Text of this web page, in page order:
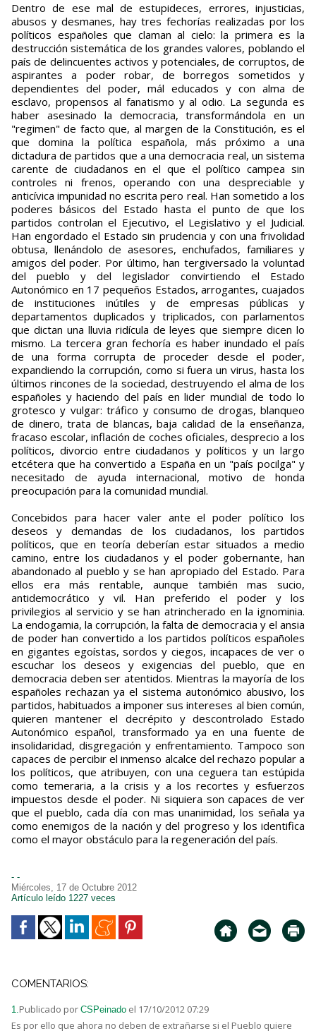
Dentro de ese mal de estupideces, errores, injusticias,
abusos y desmanes, hay tres fechorías realizadas por los
políticos españoles que claman al cielo: la primera es la
destrucción sistemática de los grandes valores, poblando el
país de delincuentes activos y potenciales, de corruptos, de
aspirantes a poder robar, de borregos sometidos y
dependientes del poder, mál educados y con alma de
esclavo, propensos al fanatismo y al odio. La segunda es
haber asesinado la democracia, transformándola en un
"regimen" de facto que, al margen de la Constitución, es el
que domina la política española, más próximo a una
dictadura de partidos que a una democracia real, un sistema
carente de ciudadanos en el que el político campea sin
controles ni frenos, operando con una despreciable y
anticívica impunidad no escrita pero real. Han sometido a los
poderes básicos del Estado hasta el punto de que los
partidos controlan el Ejecutivo, el Legislativo y el Judicial.
Han engordado el Estado sin prudencia y con una frivolidad
obtusa, llenándolo de asesores, enchufados, familiares y
amigos del poder. Por último, han tergiversado la voluntad
del pueblo y del legislador convirtiendo el Estado
Autonómico en 17 pequeños Estados, arrogantes, cuajados
de instituciones inútiles y de empresas públicas y
departamentos duplicados y triplicados, con parlamentos
que dictan una lluvia ridícula de leyes que siempre dicen lo
mismo. La tercera gran fechoría es haber inundado el país
de una forma corrupta de proceder desde el poder,
expandiendo la corrupción, como si fuera un virus, hasta los
últimos rincones de la sociedad, destruyendo el alma de los
españoles y haciendo del país en lider mundial de todo lo
grotesco y vulgar: tráfico y consumo de drogas, blanqueo
de dinero, trata de blancas, baja calidad de la enseñanza,
fracaso escolar, inflación de coches oficiales, desprecio a los
políticos, divorcio entre ciudadanos y políticos y un largo
etcétera que ha convertido a España en un "país pocilga" y
necesitado de ayuda internacional, motivo de honda
preocupación para la comunidad mundial.
Concebidos para hacer valer ante el poder político los
deseos y demandas de los ciudadanos, los partidos
políticos, que en teoría deberían estar situados a medio
camino, entre los ciudadanos y el poder gobernante, han
abandonado al pueblo y se han apropiado del Estado. Para
ellos era más rentable, aunque también mas sucio,
antidemocrático y vil. Han preferido el poder y los
privilegios al servicio y se han atrincherado en la ignominia.
La endogamia, la corrupción, la falta de democracia y el ansia
de poder han convertido a los partidos políticos españoles
en gigantes egoístas, sordos y ciegos, incapaces de ver o
escuchar los deseos y exigencias del pueblo, que en
democracia deben ser atentidos. Mientras la mayoría de los
españoles rechazan ya el sistema autonómico abusivo, los
partidos, habituados a imponer sus intereses al bien común,
quieren mantener el decrépito y descontrolado Estado
Autonómico español, transformado ya en una fuente de
insolidaridad, disgregación y enfrentamiento. Tampoco son
capaces de percibir el inmenso alcalce del rechazo popular a
los políticos, que atribuyen, con una ceguera tan estúpida
como temeraria, a la crisis y a los recortes y esfuerzos
impuestos desde el poder. Ni siquiera son capaces de ver
que el pueblo, cada día con mas unanimidad, los señala ya
como enemigos de la nación y del progreso y los identifica
como el mayor obstáculo para la regeneración del país.
- -
Miércoles, 17 de Octubre 2012
Artículo leído 1227 veces
COMENTARIOS:
1.Publicado por CSPeinado el 17/10/2012 07:29
Es por ello que ahora no deben de extrañarse si el Pueblo quiere